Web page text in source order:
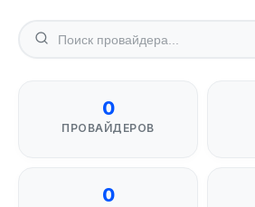
0
ПРОВАЙДЕРОВ
0